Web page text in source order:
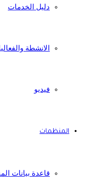
دليل الخدمات
الانشطة
فيديو
المنظمات
قاعدة بيانات